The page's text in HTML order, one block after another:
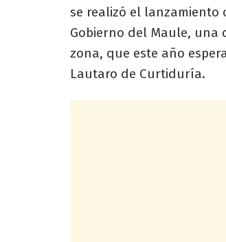
se realizó el lanzamiento
Gobierno del Maule, una
zona, que este año
Lautaro de Curtiduría.